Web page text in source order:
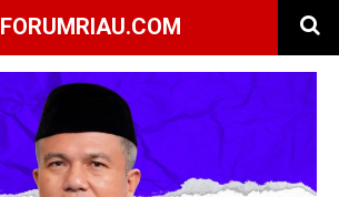
FORUMRIAU.COM